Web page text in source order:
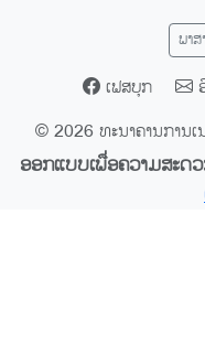
ພາສ
ເຟສບຸກ
© 2026 ທະນາຄານການ
ອອກແບບເພື່ອຄວາມສະດ